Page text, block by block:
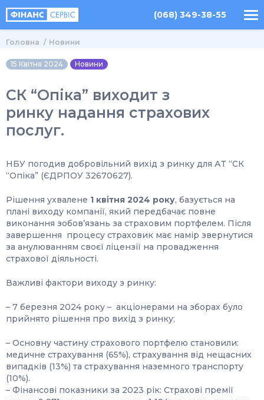
(068) 349-38-55
Головна Новини
15 Квітня 2024 Новини
СК “Опіка” виходит з
ринку надання страхових
послуг.
НБУ погодив добровільний вихід з ринку для АТ “СК
“Опіка” (ЄДРПОУ 32670627).
Рішення ухвалене 1 квітня 2024 року, базується на
плані виходу компанії, який передбачає повне
виконання зобов’язань за страховим портфелем. Після
завершення процесу страховик має намір звернутися
за анулюванням своєї ліцензії на провадження
страхової діяльності.
Важливі фактори виходу з ринку:
– 7 березня 2024 року – акціонерами на зборах було
прийнято рішення про вихід з ринку;
– Основну частину страхового портфелю становили:
медичне страхування (65%), страхування від нещасних
випадків (13%) та страхування наземного транспорту
(10%).
– Фінансові показники за 2023 рік: Страхові премії